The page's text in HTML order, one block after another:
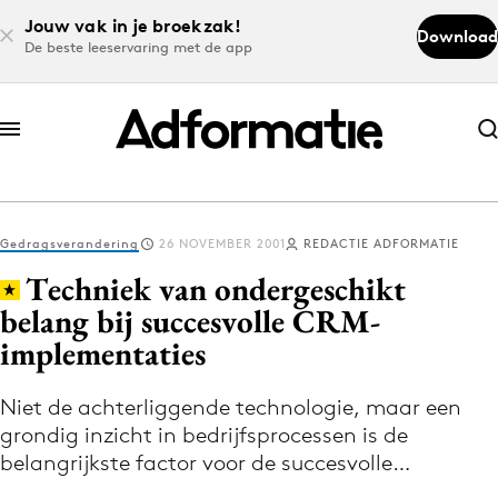
Jouw vak in je broekzak!
De beste leeservaring met de app
Download
Abonneer nu
Abonneer nu
Log in
Volg het laatste nieuws via de Adformatie
Nieuws app
Gedragsverandering 26 NOVEMBER 2001 REDACTIE ADFORMATIE
Techniek van ondergeschikt
belang bij succesvolle CRM-
implementaties
Niet de achterliggende technologie, maar een
grondig inzicht in bedrijfsprocessen is de
belangrijkste factor voor de succesvolle…